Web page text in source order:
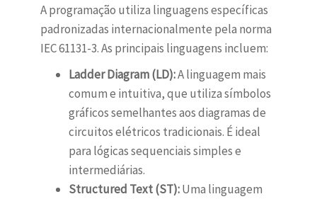
A programação utiliza linguagens específicas
padronizadas internacionalmente pela norma
IEC 61131-3. As principais linguagens incluem:
Ladder Diagram (LD):A linguagem mais
comum e intuitiva, que utiliza símbolos
gráficos semelhantes aos diagramas de
circuitos elétricos tradicionais. É ideal
para lógicas sequenciais simples e
intermediárias.
Structured Text (ST):Uma linguagem